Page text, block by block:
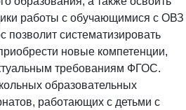
работы с обучающимися с ОВЗ
позволит систематизировать
новые компетенции,
требованиям ФГОС.
образовательных
работающих с детьми с